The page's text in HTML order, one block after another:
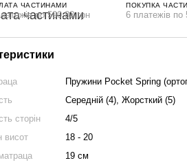
ЧАСТИНАМИ
по 590.83 грн
ПОКУПКА
6 платежів по
Пружини Pocket Spring
Середній (4), Жорсткий (5)
сторін
4/5
висот
18 - 20
19 см